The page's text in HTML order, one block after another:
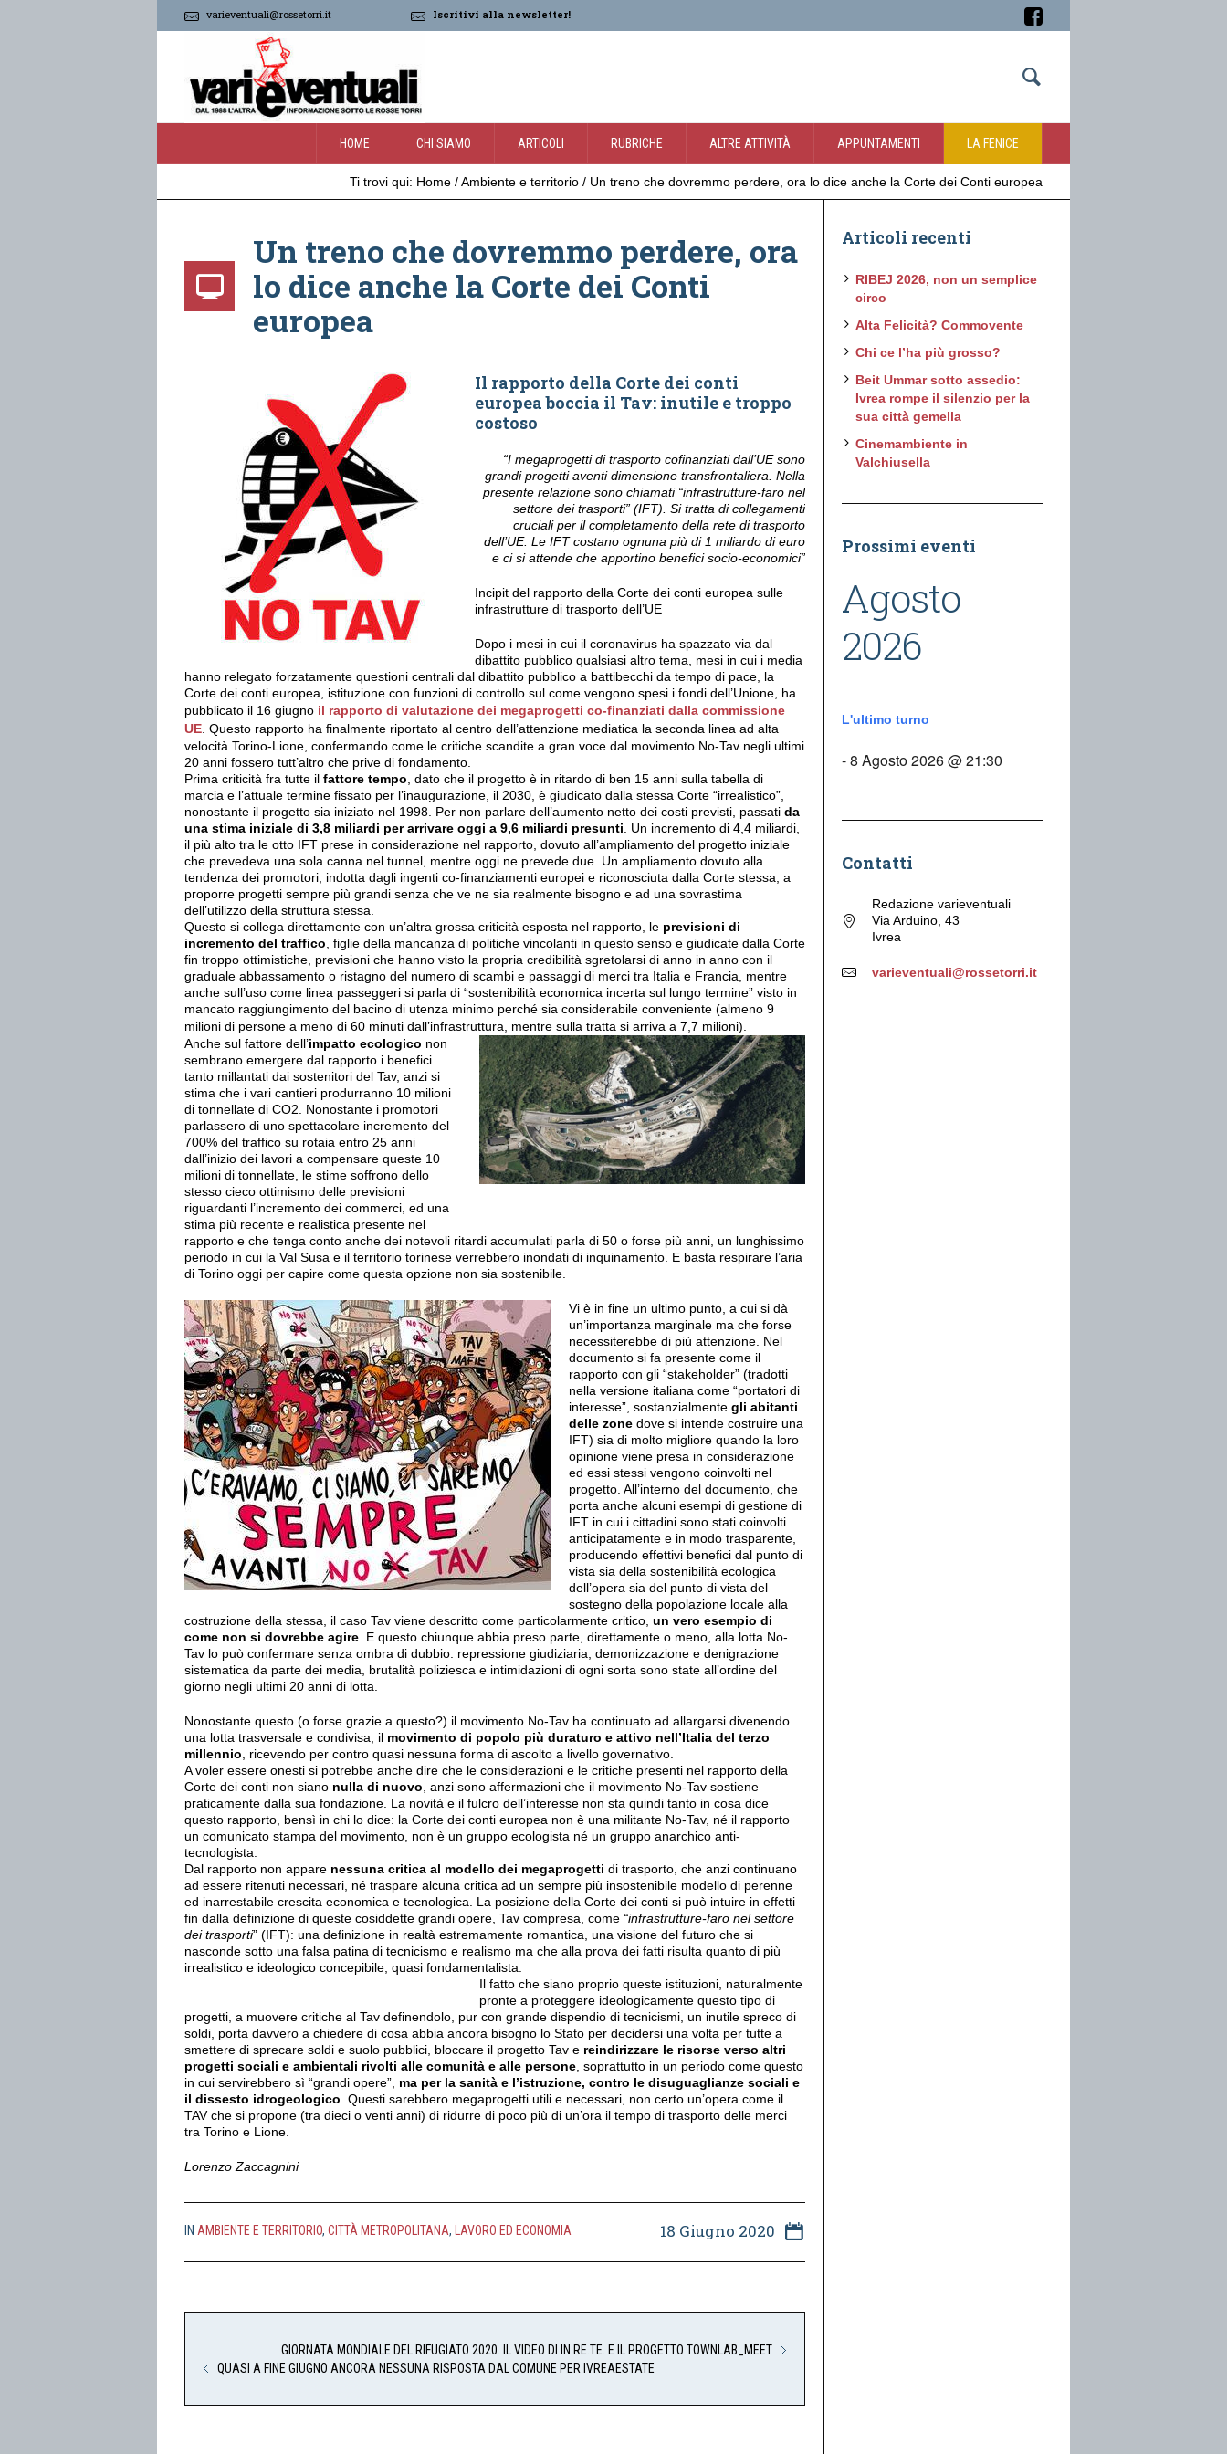
varieventuali@rossetorri.it Iscritivi alla newsletter!
HOME CHI SIAMO ARTICOLI RUBRICHE ALTRE ATTIVITÀ APPUNTAMENTI LA FENICE
Ti trovi qui: Home /Ambiente e territorio / Un treno che dovremmo perdere, ora lo dice anche la Corte dei Conti europea
Un treno che dovremmo perdere, ora
lo dice anche la Corte dei Conti
europea
Il rapporto della Corte dei conti
europea boccia il Tav: inutile e troppo
costoso
“I megaprogetti di trasporto cofinanziati dall’UE sono
grandi progetti aventi dimensione transfrontaliera. Nella
presente relazione sono chiamati “infrastrutture-faro nel
settore dei trasporti” (IFT). Si tratta di collegamenti
cruciali per il completamento della rete di trasporto
dell’UE. Le IFT costano ognuna più di 1 miliardo di euro
e ci si attende che apportino benefici socio-economici”
Incipit del rapporto della Corte dei conti europea sulle
infrastrutture di trasporto dell’UE
Dopo i mesi in cui il coronavirus ha spazzato via dal
dibattito pubblico qualsiasi altro tema, mesi in cui i media
hanno relegato forzatamente questioni centrali dal dibattito pubblico a battibecchi da tempo di pace, la
Corte dei conti europea, istituzione con funzioni di controllo sul come vengono spesi i fondi dell’Unione, ha
pubblicato il 16 giugno il rapporto di valutazione dei megaprogetti co-finanziati dalla commissione
UE . Questo rapporto ha finalmente riportato al centro dell’attenzione mediatica la seconda linea ad alta
velocità Torino-Lione, confermando come le critiche scandite a gran voce dal movimento No-Tav negli ultimi
20 anni fossero tutt’altro che prive di fondamento.
Prima criticità fra tutte il fattore tempo , dato che il progetto è in ritardo di ben 15 anni sulla tabella di
marcia e l’attuale termine fissato per l’inaugurazione, il 2030, è giudicato dalla stessa Corte “irrealistico”,
nonostante il progetto sia iniziato nel 1998. Per non parlare dell’aumento netto dei costi previsti, passati da
una stima iniziale di 3,8 miliardi per arrivare oggi a 9,6 miliardi presunti . Un incremento di 4,4 miliardi,
il più alto tra le otto IFT prese in considerazione nel rapporto, dovuto all’ampliamento del progetto iniziale
che prevedeva una sola canna nel tunnel, mentre oggi ne prevede due. Un ampliamento dovuto alla
tendenza dei promotori, indotta dagli ingenti co-finanziamenti europei e riconosciuta dalla Corte stessa, a
proporre progetti sempre più grandi senza che ve ne sia realmente bisogno e ad una sovrastima
dell’utilizzo della struttura stessa.
Questo si collega direttamente con un’altra grossa criticità esposta nel rapporto, le previsioni di
incremento del traffico , figlie della mancanza di politiche vincolanti in questo senso e giudicate dalla Corte
fin troppo ottimistiche, previsioni che hanno visto la propria credibilità sgretolarsi di anno in anno con il
graduale abbassamento o ristagno del numero di scambi e passaggi di merci tra Italia e Francia, mentre
anche sull’uso come linea passeggeri si parla di “sostenibilità economica incerta sul lungo termine” visto in
mancato raggiungimento del bacino di utenza minimo perché sia considerabile conveniente (almeno 9
milioni di persone a meno di 60 minuti dall’infrastruttura, mentre sulla tratta si arriva a 7,7 milioni).
Anche sul fattore dell’impatto ecologico non
sembrano emergere dal rapporto i benefici
tanto millantati dai sostenitori del Tav, anzi si
stima che i vari cantieri produrranno 10 milioni
di tonnellate di CO2. Nonostante i promotori
parlassero di uno spettacolare incremento del
700% del traffico su rotaia entro 25 anni
dall’inizio dei lavori a compensare queste 10
milioni di tonnellate, le stime soffrono dello
stesso cieco ottimismo delle previsioni
riguardanti l’incremento dei commerci, ed una
stima più recente e realistica presente nel
rapporto e che tenga conto anche dei notevoli ritardi accumulati parla di 50 o forse più anni, un lunghissimo
periodo in cui la Val Susa e il territorio torinese verrebbero inondati di inquinamento. E basta respirare l’aria
di Torino oggi per capire come questa opzione non sia sostenibile.
Vi è in fine un ultimo punto, a cui si dà
un’importanza marginale ma che forse
necessiterebbe di più attenzione. Nel
documento si fa presente come il
rapporto con gli “stakeholder” (tradotti
nella versione italiana come “portatori di
interesse”, sostanzialmente gli abitanti
delle zone dove si intende costruire una
IFT) sia di molto migliore quando la loro
opinione viene presa in considerazione
ed essi stessi vengono coinvolti nel
progetto. All’interno del documento, che
porta anche alcuni esempi di gestione di
IFT in cui i cittadini sono stati coinvolti
anticipatamente e in modo trasparente,
producendo effettivi benefici dal punto di
vista sia della sostenibilità ecologica
dell’opera sia del punto di vista del
sostegno della popolazione locale alla
costruzione della stessa, il caso Tav viene descritto come particolarmente critico, un vero esempio di
come non si dovrebbe agire . E questo chiunque abbia preso parte, direttamente o meno, alla lotta No-
Tav lo può confermare senza ombra di dubbio: repressione giudiziaria, demonizzazione e denigrazione
sistematica da parte dei media, brutalità poliziesca e intimidazioni di ogni sorta sono state all’ordine del
giorno negli ultimi 20 anni di lotta.
Nonostante questo (o forse grazie a questo?) il movimento No-Tav ha continuato ad allargarsi divenendo
una lotta trasversale e condivisa, il movimento di popolo più duraturo e attivo nell’Italia del terzo
millennio , ricevendo per contro quasi nessuna forma di ascolto a livello governativo.
A voler essere onesti si potrebbe anche dire che le considerazioni e le critiche presenti nel rapporto della
Corte dei conti non siano nulla di nuovo , anzi sono affermazioni che il movimento No-Tav sostiene
praticamente dalla sua fondazione. La novità e il fulcro dell’interesse non sta quindi tanto in cosa dice
questo rapporto, bensì in chi lo dice: la Corte dei conti europea non è una militante No-Tav, né il rapporto
un comunicato stampa del movimento, non è un gruppo ecologista né un gruppo anarchico anti-
tecnologista.
Dal rapporto non appare nessuna critica al modello dei megaprogetti di trasporto, che anzi continuano
ad essere ritenuti necessari, né traspare alcuna critica ad un sempre più insostenibile modello di perenne
ed inarrestabile crescita economica e tecnologica. La posizione della Corte dei conti si può intuire in effetti
fin dalla definizione di queste cosiddette grandi opere, Tav compresa, come “infrastrutture-faro nel settore
dei trasporti” (IFT): una definizione in realtà estremamente romantica, una visione del futuro che si
nasconde sotto una falsa patina di tecnicismo e realismo ma che alla prova dei fatti risulta quanto di più
irrealistico e ideologico concepibile, quasi fondamentalista.
Il fatto che siano proprio queste istituzioni, naturalmente
pronte a proteggere ideologicamente questo tipo di
progetti, a muovere critiche al Tav definendolo, pur con grande dispendio di tecnicismi, un inutile spreco di
soldi, porta davvero a chiedere di cosa abbia ancora bisogno lo Stato per decidersi una volta per tutte a
smettere di sprecare soldi e suolo pubblici, bloccare il progetto Tav e reindirizzare le risorse verso altri
progetti sociali e ambientali rivolti alle comunità e alle persone , soprattutto in un periodo come questo
in cui servirebbero sì “grandi opere”, ma per la sanità e l’istruzione, contro le disuguaglianze sociali e
il dissesto idrogeologico . Questi sarebbero megaprogetti utili e necessari, non certo un’opera come il
TAV che si propone (tra dieci o venti anni) di ridurre di poco più di un’ora il tempo di trasporto delle merci
tra Torino e Lione.
Lorenzo Zaccagnini
18 Giugno 2020
IN AMBIENTE E TERRITORIO, CITTÀ METROPOLITANA, LAVORO ED ECONOMIA
GIORNATA MONDIALE DEL RIFUGIATO 2020. IL VIDEO DI IN.RE.TE. E IL PROGETTO TOWNLAB_MEET
QUASI A FINE GIUGNO ANCORA NESSUNA RISPOSTA DAL COMUNE PER IVREAESTATE
Articoli recenti
RIBEJ 2026, non un semplice
circo
Alta Felicità? Commovente
Chi ce l’ha più grosso?
Beit Ummar sotto assedio:
Ivrea rompe il silenzio per la
sua città gemella
Cinemambiente in
Valchiusella
Prossimi eventi
Agosto
2026
L'ultimo turno
- 8 Agosto 2026 @ 21:30
Contatti
Redazione varieventuali
Via Arduino, 43
Ivrea
varieventuali@rossetorri.it